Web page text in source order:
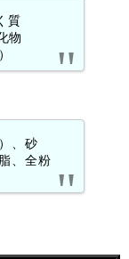
質
物
、砂
、全粉